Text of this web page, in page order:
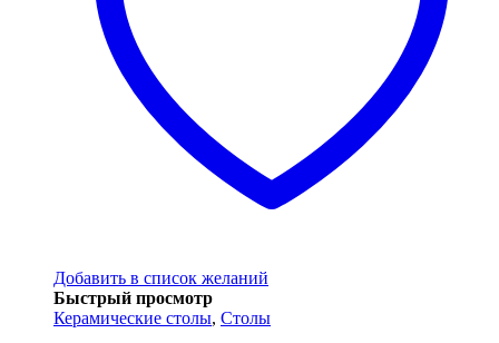
Добавить в список желаний
Быстрый просмотр
Керамические столы, Столы